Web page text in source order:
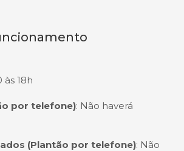
às 18h
por telefone): Não haverá
(Plantão por telefone): Não